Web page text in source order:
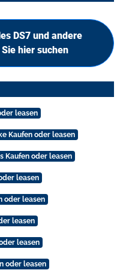
DS7 und andere
hier suchen
leasen
Kaufen oder leasen
Kaufen oder leasen
leasen
oder leasen
leasen
leasen
oder leasen